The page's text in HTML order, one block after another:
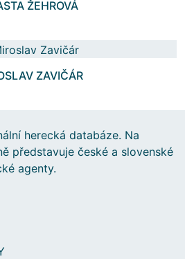
ŽEHROVÁ
ZAVIČÁR
herecká databáze. Na
představuje české a slovenské
agenty.